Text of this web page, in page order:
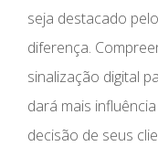
seja destacado
diferença.
sinalização digital
dará mais
decisão de seus